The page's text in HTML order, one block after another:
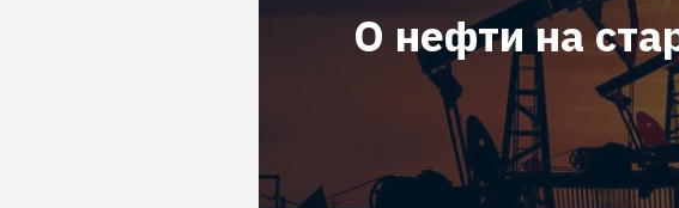
О нефти на